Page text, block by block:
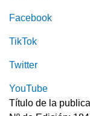
Facebook
TikTok
Twitter
YouTube
Título de la